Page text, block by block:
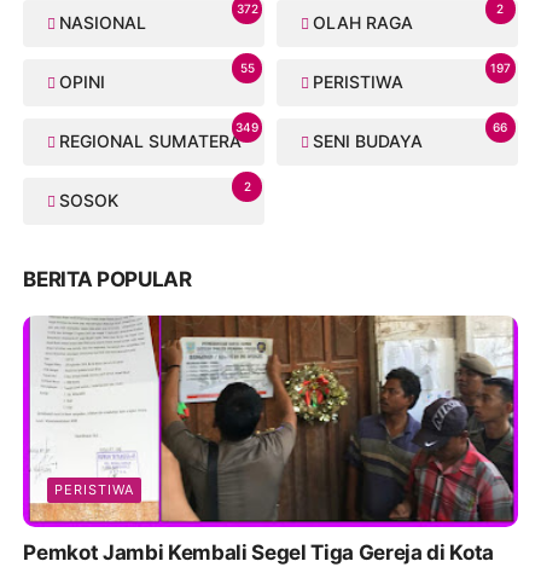
NASIONAL
372
OLAH RAGA
2
OPINI
55
PERISTIWA
197
REGIONAL SUMATERA
349
SENI BUDAYA
66
SOSOK
2
BERITA POPULAR
PERISTIWA
Pemkot Jambi Kembali Segel Tiga Gereja di Kota